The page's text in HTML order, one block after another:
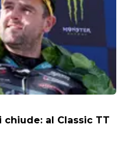
al Classic TT